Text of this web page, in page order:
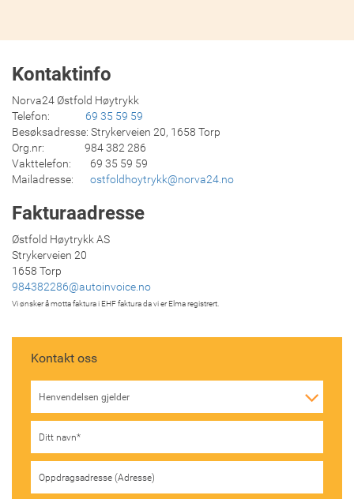
Kontaktinfo
Norva24 Østfold Høytrykk
Telefon: 69 35 59 59
Besøksadresse: Strykerveien 20, 1658 Torp
Org.nr: 984 382 286
Vakttelefon: 69 35 59 59
Mailadresse: ostfoldhoytrykk@norva24.no
Fakturaadresse
Østfold Høytrykk AS
Strykerveien 20
1658 Torp
984382286@autoinvoice.no
Vi ønsker å motta faktura i EHF faktura da vi er Elma registrert.
Kontakt oss